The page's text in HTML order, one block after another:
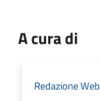
A cura di
Redazione Web